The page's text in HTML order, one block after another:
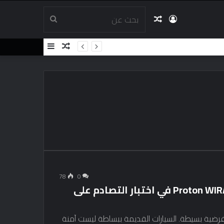
بحث
عن
مقال
عشوائي
تسجيل
الدخول
إضافةمقال
0
78
إنهم لا يجعلونهم كما اعتادوا؟ 1993 Proton WIRA في اختبار التصادم على
بسيطة. السيارات القديمة ببساطة ليست آمنة